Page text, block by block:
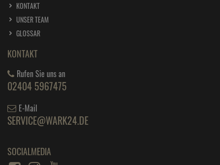
KONTAKT
UNSER TEAM
GLOSSAR
KONTAKT
Rufen Sie uns an
02404 5967475
E-Mail
SERVICE@WARK24.DE
SOCIALMEDIA